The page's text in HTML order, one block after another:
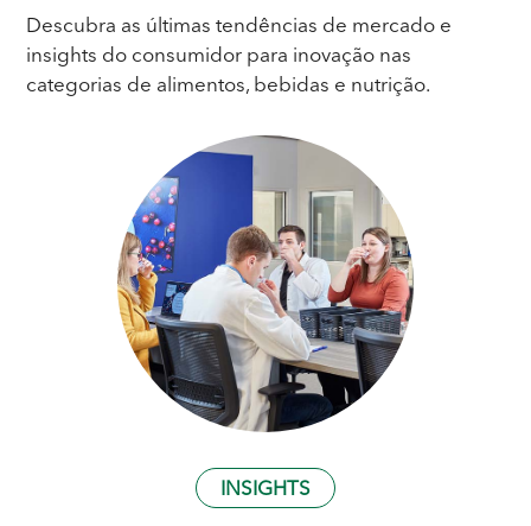
Descubra as últimas tendências de mercado e
insights do consumidor para inovação nas
categorias de alimentos, bebidas e nutrição.
INSIGHTS